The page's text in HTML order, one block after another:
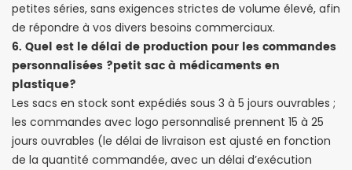
petites séries, sans exigences strictes de volume élevé, afin
de répondre à vos divers besoins commerciaux.
6. Quel est le délai de production pour les commandes
personnalisées ?petit sac à médicaments en
plastique?
Les sacs en stock sont expédiés sous 3 à 5 jours ouvrables ;
les commandes avec logo personnalisé prennent 15 à 25
jours ouvrables (le délai de livraison est ajusté en fonction
de la quantité commandée, avec un délai d’exécution